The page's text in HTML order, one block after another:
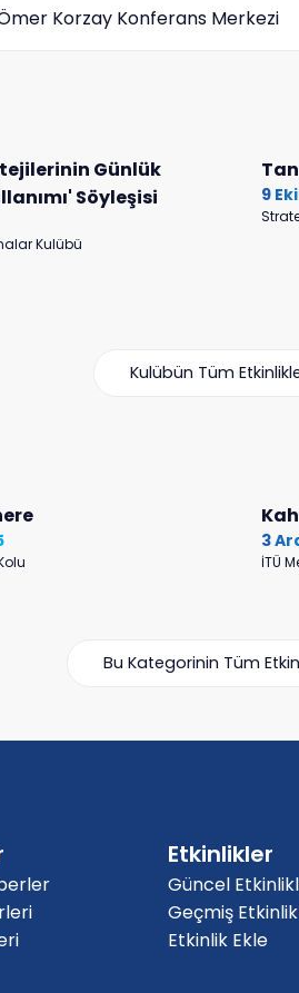
Ömer Korzay Konferans Merkezi
Günlük
Söyleşisi
Kulübü
9
Kulübün Tüm
3
İTÜ
Bu Kategorinin Tüm
Etkinlikler
Güncel
Geçmiş
Etkinlik Ekle